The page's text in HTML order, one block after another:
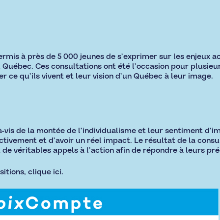
à près de 5 000 jeunes de s’exprimer sur les enjeux
Ces consultations ont été l’occasion pour
qu’ils vivent et leur vision d’un Québec à leur image.
de la montée de l’individualisme et leur sentiment
et d’avoir un réel impact. Le résultat de la
véritables appels à l’action afin de répondre à leurs
clique ici.